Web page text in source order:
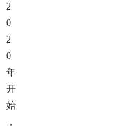
2
0
2
0
年
开
始
，